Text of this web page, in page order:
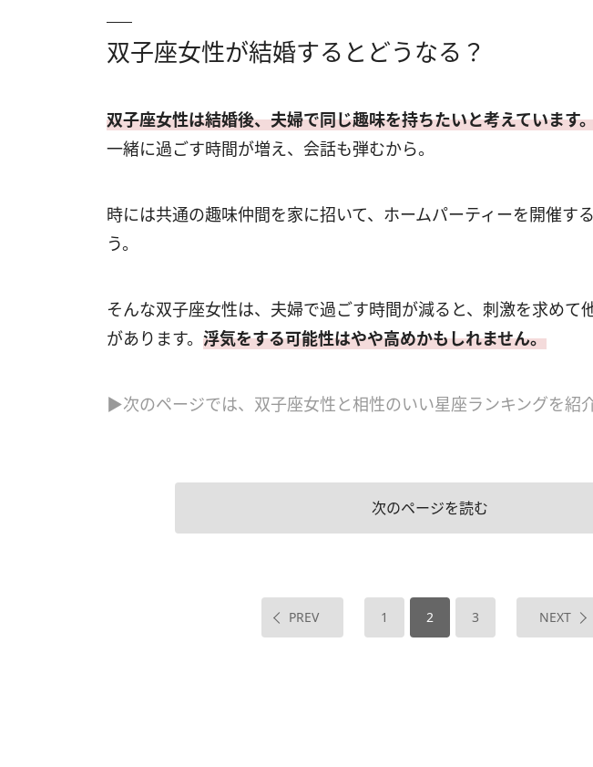
双子座女性が結婚するとどうなる？
双子座女性は結婚後、夫婦で同じ趣味を持ちたいと考えています
一緒に過ごす時間が増え、会話も弾むから。
時には共通の趣味仲間を家に招いて、ホームパーティーを開催す
う。
そんな双子座女性は、夫婦で過ごす時間が減ると、刺激を求めて
があります。 浮気をする可能性はやや高めかもしれません。
▶次のページでは、双子座女性と相性のいい星座ランキングを紹介
次のページを読む
PREV 1 2 3 NEXT